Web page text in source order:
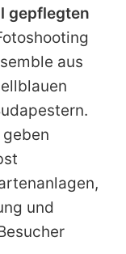
gepflegten
aus
und